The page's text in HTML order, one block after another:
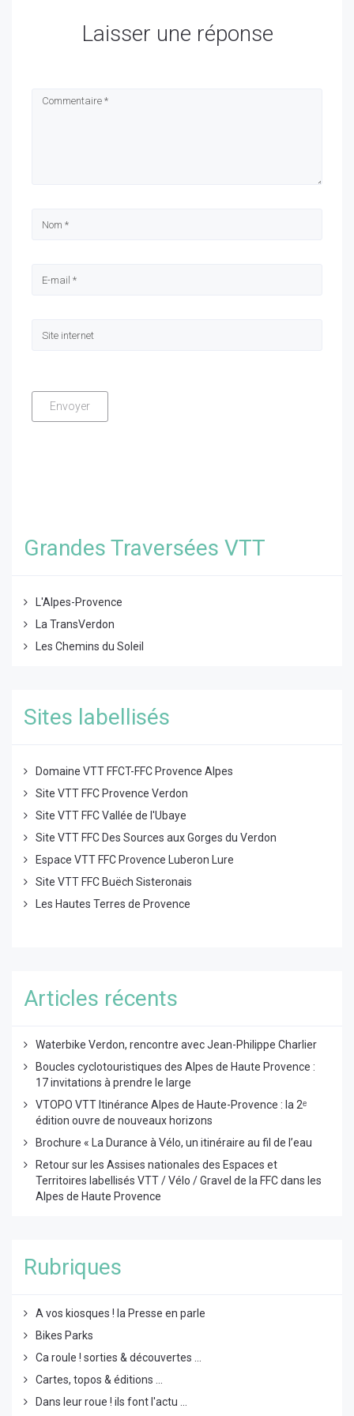
Laisser une réponse
Grandes Traversées VTT
L'Alpes-Provence
La TransVerdon
Les Chemins du Soleil
Sites labellisés
Domaine VTT FFCT-FFC Provence Alpes
Site VTT FFC Provence Verdon
Site VTT FFC Vallée de l'Ubaye
Site VTT FFC Des Sources aux Gorges du Verdon
Espace VTT FFC Provence Luberon Lure
Site VTT FFC Buëch Sisteronais
Les Hautes Terres de Provence
Articles récents
Waterbike Verdon, rencontre avec Jean-Philippe Charlier
Boucles cyclotouristiques des Alpes de Haute Provence :
17 invitations à prendre le large
VTOPO VTT Itinérance Alpes de Haute-Provence : la 2ᵉ
édition ouvre de nouveaux horizons
Brochure « La Durance à Vélo, un itinéraire au fil de l’eau
Retour sur les Assises nationales des Espaces et
Territoires labellisés VTT / Vélo / Gravel de la FFC dans les
Alpes de Haute Provence
Rubriques
A vos kiosques ! la Presse en parle
Bikes Parks
Ca roule ! sorties & découvertes ...
Cartes, topos & éditions ...
Dans leur roue ! ils font l'actu ...